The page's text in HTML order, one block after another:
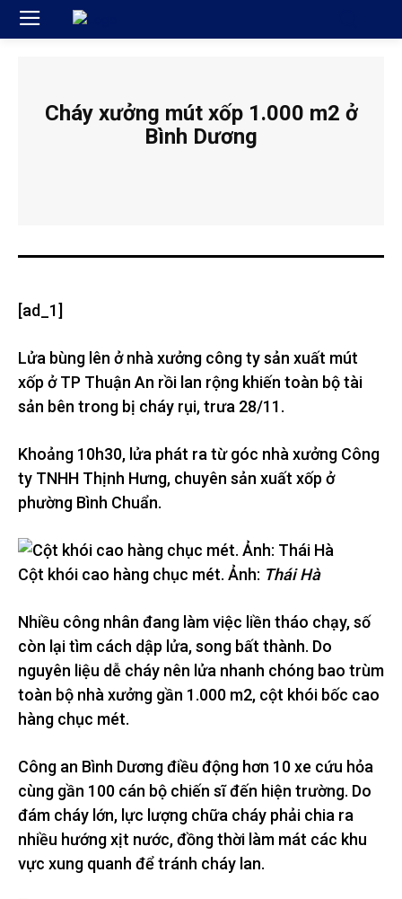
Cháy xưởng mút xốp 1.000 m2 ở
Bình Dương
[ad_1]
Lửa bùng lên ở nhà xưởng công ty sản xuất mút
xốp ở TP Thuận An rồi lan rộng khiến toàn bộ tài
sản bên trong bị cháy rụi, trưa 28/11.
Khoảng 10h30, lửa phát ra từ góc nhà xưởng Công
ty TNHH Thịnh Hưng, chuyên sản xuất xốp ở
phường Bình Chuẩn.
Cột khói cao hàng chục mét. Ảnh: Thái Hà
Nhiều công nhân đang làm việc liền tháo chạy, số
còn lại tìm cách dập lửa, song bất thành. Do
nguyên liệu dễ cháy nên lửa nhanh chóng bao trùm
toàn bộ nhà xưởng gần 1.000 m2, cột khói bốc cao
hàng chục mét.
Công an Bình Dương điều động hơn 10 xe cứu hỏa
cùng gần 100 cán bộ chiến sĩ đến hiện trường. Do
đám cháy lớn, lực lượng chữa cháy phải chia ra
nhiều hướng xịt nước, đồng thời làm mát các khu
vực xung quanh để tránh cháy lan.